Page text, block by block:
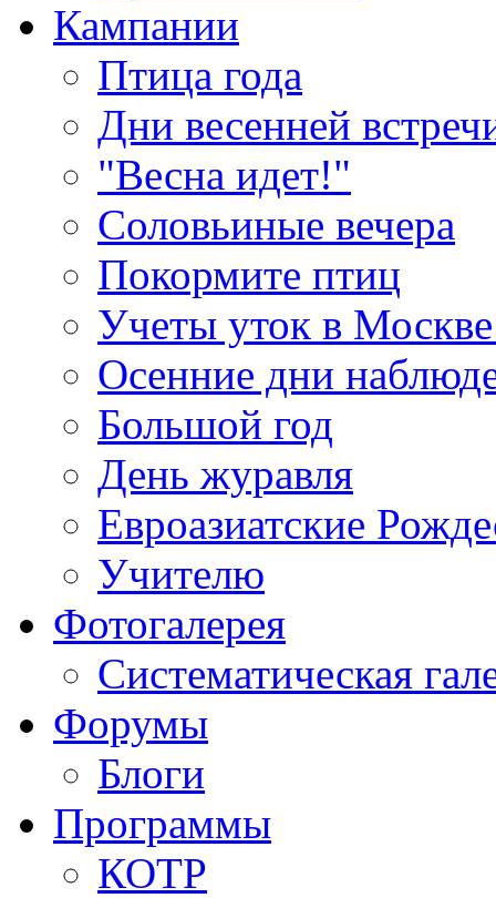
Кампании
Птица года
Дни весенней
"Весна идет!"
Соловьиные вечера
Покормите птиц
Учеты уток в
Осенние дни
Большой год
День журавля
Евроазиатские
Учителю
Фотогалерея
Систематическая
Форумы
Блоги
Программы
КОТР